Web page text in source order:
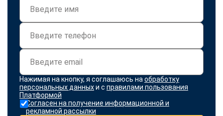
Нажимая на кнопку, я соглашаюсь на обработку
персональных данныхи с правилами пользования
Платформой
Согласен на получение информационной и
рекламной рассылки